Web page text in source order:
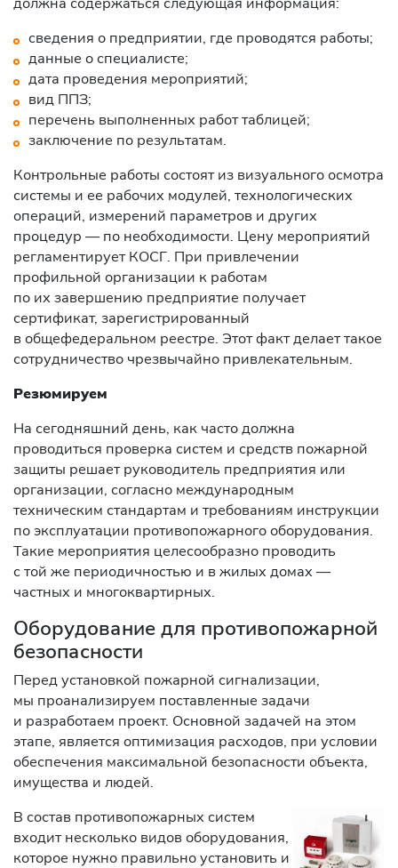
сведения о предприятии, где проводятся работы;
данные о специалисте;
дата проведения мероприятий;
вид ППЗ;
перечень выполненных работ таблицей;
заключение по результатам.
Контрольные работы состоят из визуального осмотра
системы и ее рабочих модулей, технологических
операций, измерений параметров и других
процедур — по необходимости. Цену мероприятий
регламентирует КОСГ. При привлечении
профильной организации к работам
по их завершению предприятие получает
сертификат, зарегистрированный
в общефедеральном реестре. Этот факт делает такое
сотрудничество чрезвычайно привлекательным.
Резюмируем
На сегодняшний день, как часто должна
проводиться проверка систем и средств пожарной
защиты решает руководитель предприятия или
организации, согласно международным
техническим стандартам и требованиям инструкции
по эксплуатации противопожарного оборудования.
Такие мероприятия целесообразно проводить
с той же периодичностью и в жилых домах —
частных и многоквартирных.
Оборудование для противопожарной
безопасности
Перед установкой пожарной сигнализации,
мы проанализируем поставленные задачи
и разработаем проект. Основной задачей на этом
этапе, является оптимизация расходов, при условии
обеспечения максимальной безопасности объекта,
имущества и людей.
В состав противопожарных систем
входит несколько видов оборудования,
которое нужно правильно установить и